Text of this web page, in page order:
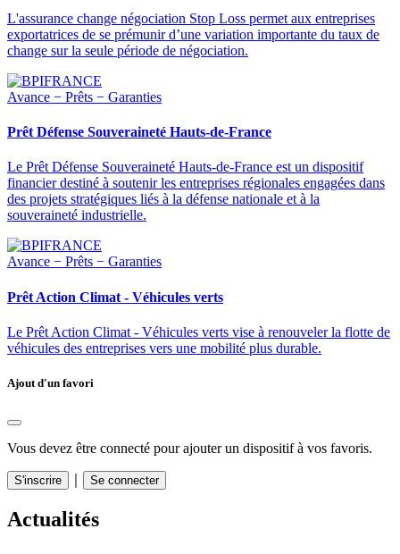
L'assurance change négociation Stop Loss permet aux entreprises
exportatrices de se prémunir d’une variation importante du taux de
change sur la seule période de négociation.
Avance − Prêts − Garanties
Prêt Défense Souveraineté Hauts-de-France
Le Prêt Défense Souveraineté Hauts-de-France est un dispositif
financier destiné à soutenir les entreprises régionales engagées dans
des projets stratégiques liés à la défense nationale et à la
souveraineté industrielle.
Avance − Prêts − Garanties
Prêt Action Climat - Véhicules verts
Le Prêt Action Climat - Véhicules verts vise à renouveler la flotte de
véhicules des entreprises vers une mobilité plus durable.
Ajout d'un favori
Vous devez être connecté pour ajouter un dispositif à vos favoris.
S'inscrire Se connecter
Actualités